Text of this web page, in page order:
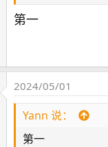
第一
2024/05/01
Yann 说：
第一